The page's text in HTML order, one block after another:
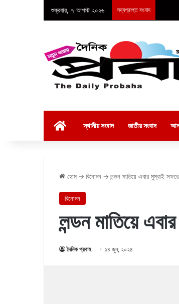
শুক্রবার, ৭ আগস্ট ২০২৬ সদ্যপ্রাপ্ত সংবাদ
স্থানীয় সংবাদ জাতীয় সংবাদ
হোম → বিনোদন → লন্ডন মাতিয়ে এবার মুম্বাই
বিনোদন
লন্ডন মাতিয়ে
দৈনিক প্রবাহ ১৪ জুন, ২০২৪